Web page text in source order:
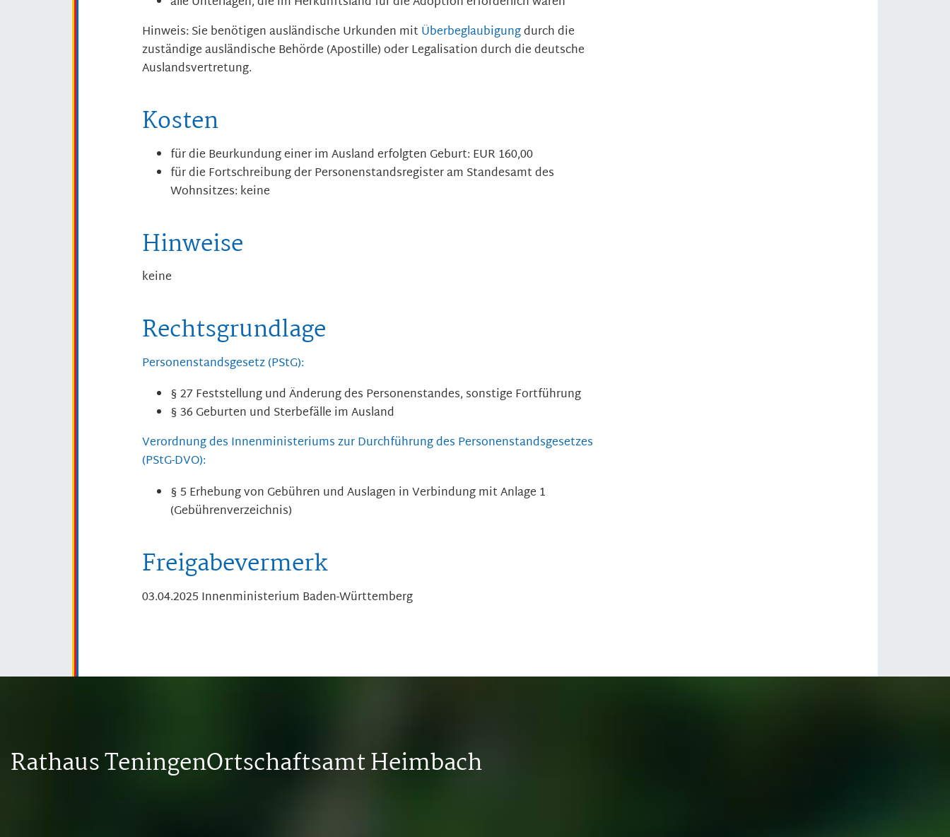
Hinweis: Sie benötigen ausländische Urkunden mitÜberbeglaubigungdurch die
zuständige ausländische Behörde (Apostille) oder Legalisation durch die deutsche
Auslandsvertretung.
Kosten
für die Beurkundung einer im Ausland erfolgten Geburt: EUR 160,00
für die Fortschreibung der Personenstandsregister am Standesamt des
Wohnsitzes: keine
Hinweise
keine
Rechtsgrundlage
Personenstandsgesetz (PStG):
§ 27 Feststellung und Änderung des Personenstandes, sonstige Fortführung
§ 36 Geburten und Sterbefälle im Ausland
Verordnung des Innenministeriums zur Durchführung des Personenstandsgesetzes
(PStG-DVO):
§ 5 Erhebung von Gebühren und Auslagen in Verbindung mit Anlage 1
(Gebührenverzeichnis)
Freigabevermerk
03.04.2025 Innenministerium Baden-Württemberg
Rathaus TeningenOrtschaftsamt Heimbach